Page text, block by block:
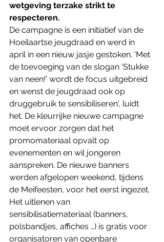
wetgeving terzake strikt te
respecteren.
De campagne is een initiatief van de
Hoeilaartse jeugdraad en werd in
april in een nieuw jasje gestoken. 'Met
de toevoeging van de slogan ‘Stukke
van neen!’ wordt de focus uitgebreid
en wenst de jeugdraad ook op
druggebruik te sensibiliseren', luidt
het. De kleurrijke nieuwe campagne
moet ervoor zorgen dat het
promomateriaal opvalt op
evenementen en wil jongeren
aanspreken. De nieuwe banners
werden afgelopen weekend, tijdens
de Meifeesten, voor het eerst ingezet.
Het uitlenen van
sensibilisatiemateriaal (banners,
polsbandjes, affiches …) is gratis voor
organisatoren van openbare